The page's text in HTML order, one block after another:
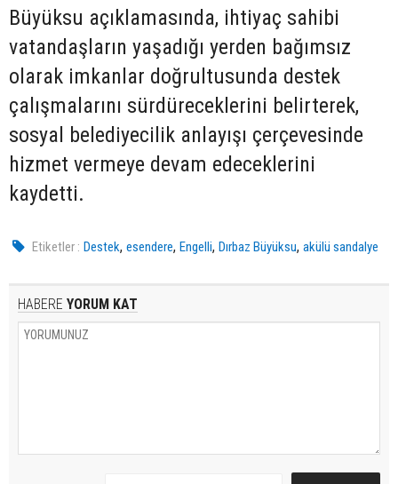
Büyüksu açıklamasında, ihtiyaç sahibi
vatandaşların yaşadığı yerden bağımsız
olarak imkanlar doğrultusunda destek
çalışmalarını sürdüreceklerini belirterek,
sosyal belediyecilik anlayışı çerçevesinde
hizmet vermeye devam edeceklerini
kaydetti.
Etiketler : Destek,esendere,Engelli,Dırbaz Büyüksu,akülü sandalye
HABERE YORUM KAT